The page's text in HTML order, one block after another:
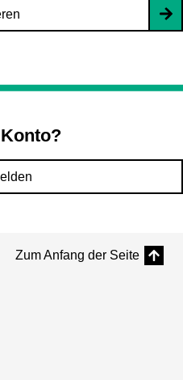
Zum Anfang der Seite